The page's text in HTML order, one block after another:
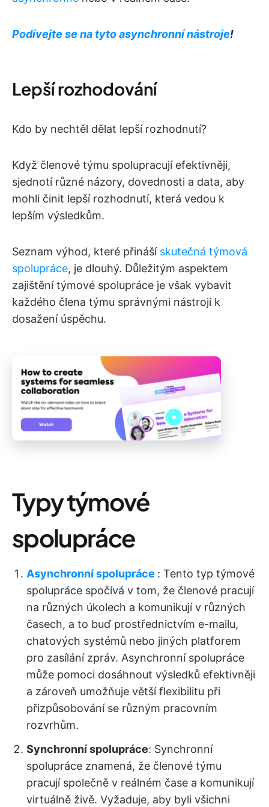
Podívejte se na tyto asynchronní nástroje!
Lepší rozhodování
Kdo by nechtěl dělat lepší rozhodnutí?
Když členové týmu spolupracují efektivněji,
sjednotí různé názory, dovednosti a data, aby
mohli činit lepší rozhodnutí, která vedou k
lepším výsledkům.
Seznam výhod, které přináší skutečná týmová
spolupráce, je dlouhý. Důležitým aspektem
zajištění týmové spolupráce je však vybavit
každého člena týmu správnými nástroji k
dosažení úspěchu.
Typy týmové
spolupráce
Asynchronní spolupráce : Tento typ týmové
spolupráce spočívá v tom, že členové pracují
na různých úkolech a komunikují v různých
časech, a to buď prostřednictvím e-mailu,
chatových systémů nebo jiných platforem
pro zasílání zpráv. Asynchronní spolupráce
může pomoci dosáhnout výsledků efektivněji
a zároveň umožňuje větší flexibilitu při
přizpůsobování se různým pracovním
rozvrhům.
Synchronní spolupráce: Synchronní
spolupráce znamená, že členové týmu
pracují společně v reálném čase a komunikují
virtuálně živě. Vyžaduje, aby byli všichni